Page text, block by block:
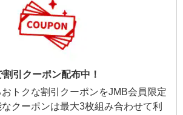
引クーポン配布中！
トクな割引クーポンをJMB会員限定
クーポンは最大3枚組み合わせて利